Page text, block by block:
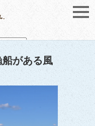
Translate
がある風